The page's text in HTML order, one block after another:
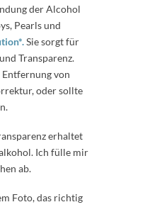
der Alcohol
Pearls und
Sie sorgt für
Transparenz.
von
oder sollte
erhaltet
Ich fülle mir
ab.
Foto, das richtig